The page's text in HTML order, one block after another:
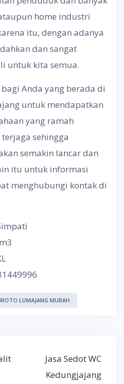
home industri
itu, dengan adanya
dan sangat
untuk kita semua.
Anda yang berada di
untuk mendapatkan
yang ramah
sehingga
semakin lancar dan
itu untuk informasi
menghubungi kontak di
LUMAJANG MURAH
Jasa Sedot WC
Kedungjajang